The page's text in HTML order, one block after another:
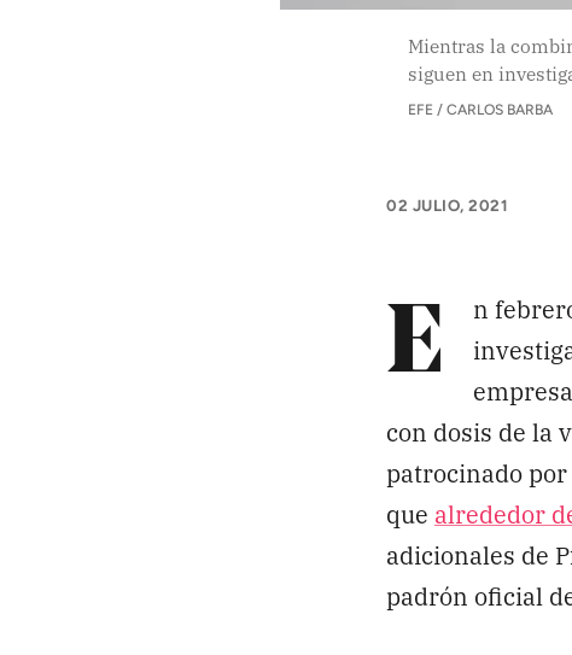
Mientras la
siguen en
EFE / CARLOS BARBA
02 JULIO, 2021
E
n
con dosis de la
patrocinado
que alrededor
adicionales de
padrón oficial